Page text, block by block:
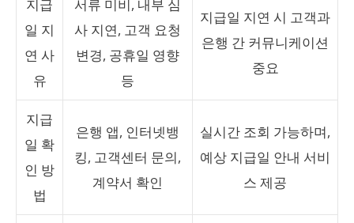
지급
일 지
연 사
유
서류 미비, 내부 심
사 지연, 고객 요청
변경, 공휴일 영향
등
지급일 지연 시 고객과
은행 간 커뮤니케이션
중요
지급
일 확
인 방
법
은행 앱, 인터넷뱅
킹, 고객센터 문의,
계약서 확인
실시간 조회 가능하며,
예상 지급일 안내 서비
스 제공